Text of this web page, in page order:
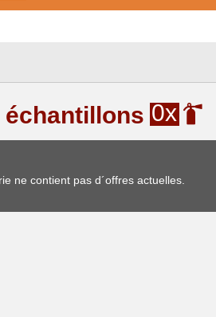
échantillons 0x
ne contient pas d´offres actuelles.